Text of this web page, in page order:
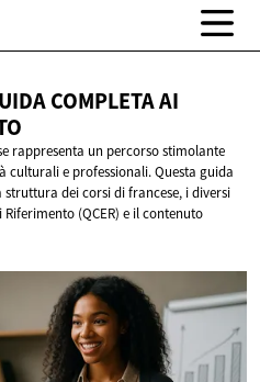
COMPLETA AI
rappresenta un percorso stimolante
culturali e professionali. Questa guida
dei corsi di francese, i diversi
(QCER) e il contenuto